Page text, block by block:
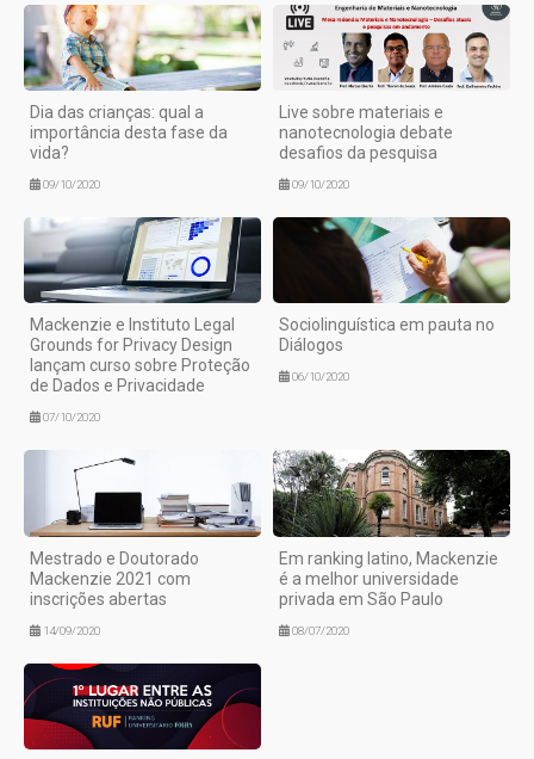
Dia das crianças: qual a
importância desta fase da
vida?
09/10/2020
Live sobre materiais e
nanotecnologia debate
desafios da pesquisa
09/10/2020
Mackenzie e Instituto Legal
Grounds for Privacy Design
lançam curso sobre Proteção
de Dados e Privacidade
07/10/2020
Sociolinguística em pauta no
Diálogos
06/10/2020
Mestrado e Doutorado
Mackenzie 2021 com
inscrições abertas
14/09/2020
Em ranking latino, Mackenzie
é a melhor universidade
privada em São Paulo
08/07/2020